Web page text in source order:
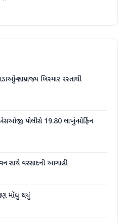
સામ્રાજ્ય બિસ્માર રસ્તાથી
પોલીસે 19.80 લાખનું મોર્ફિન
સાથે વરસાદની આગાહી
પણ મોંઘુ થયું